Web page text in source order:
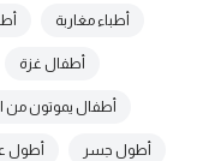
أطباء مغاربة
أطفال غزة
أطفال يموتون من
أطول جسر أطول